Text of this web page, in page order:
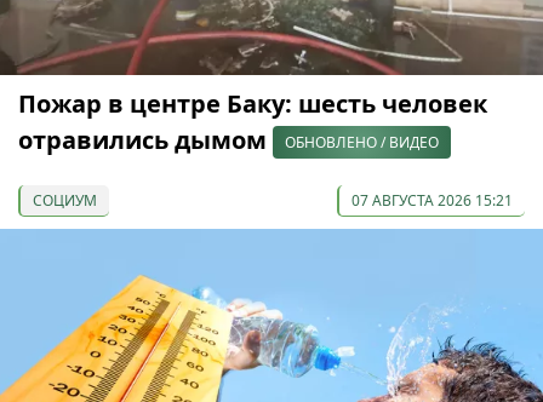
Пожар в центре Баку: шесть человек
отравились дымом
ОБНОВЛЕНО / ВИДЕО
СОЦИУМ 07 АВГУСТА 2026 15:21